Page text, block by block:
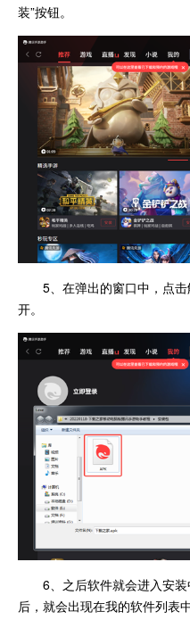
装”按钮。
5、在弹出的窗口中，点击
开。
6、之后软件就会进入安装
后，就会出现在我的软件列表